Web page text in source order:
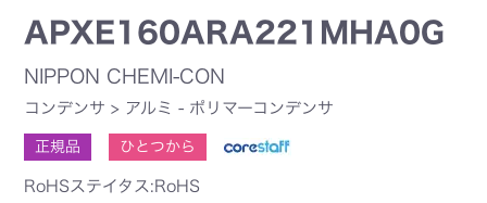
APXE160ARA221MHA0G
NIPPON CHEMI-CON
コンデンサ > アルミ - ポリマーコンデンサ
正規品 ひとつから
RoHSステイタス:RoHS